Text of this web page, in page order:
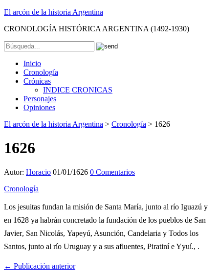
El arcón de la historia Argentina
CRONOLOGÍA HISTÓRICA ARGENTINA (1492-1930)
Inicio
Cronología
Crónicas
INDICE CRONICAS
Personajes
Opiniones
El arcón de la historia Argentina > Cronología > 1626
1626
Autor: Horacio 01/01/1626 0 Comentarios
Cronología
Los jesuitas fundan la misión de Santa María, junto al río Iguazú y
en 1628 ya habrán concretado la fundación de los pueblos de San
Javier, San Nicolás, Yapeyú, Asunción, Candelaria y Todos los
Santos, junto al río Uruguay y a sus afluentes, Piratiní e Yyuí., .
← Publicación anterior